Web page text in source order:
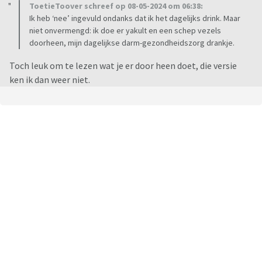
ToetieToover schreef op 08-05-2024 om 06:38:
Ik heb ‘nee’ ingevuld ondanks dat ik het dagelijks drink. Maar
niet onvermengd: ik doe er yakult en een schep vezels
doorheen, mijn dagelijkse darm-gezondheidszorg drankje.
Toch leuk om te lezen wat je er door heen doet, die versie
ken ik dan weer niet.